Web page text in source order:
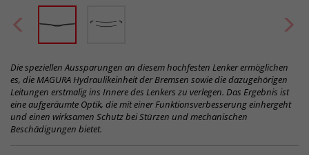
Die speziellen Aussparungen an diesem hochfesten Lenker ermöglichen
es, die MAGURA Hydraulikeinheit der Bremsen sowie die dazugehörigen
Leitungen erstmalig ins Innere des Lenkers zu verlegen. Das Ergebnis ist
eine aufgeräumte Optik, die mit einer Funktionsverbesserung einhergeht
und einen wirksamen Schutz bei Stürzen und mechanischen
Beschädigungen bietet.